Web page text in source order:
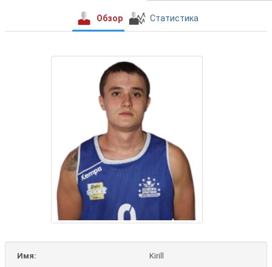
Обзор Статистика
Имя:
Kirill